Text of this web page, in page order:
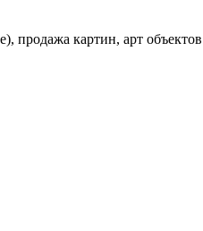
продажа картин, арт объектов